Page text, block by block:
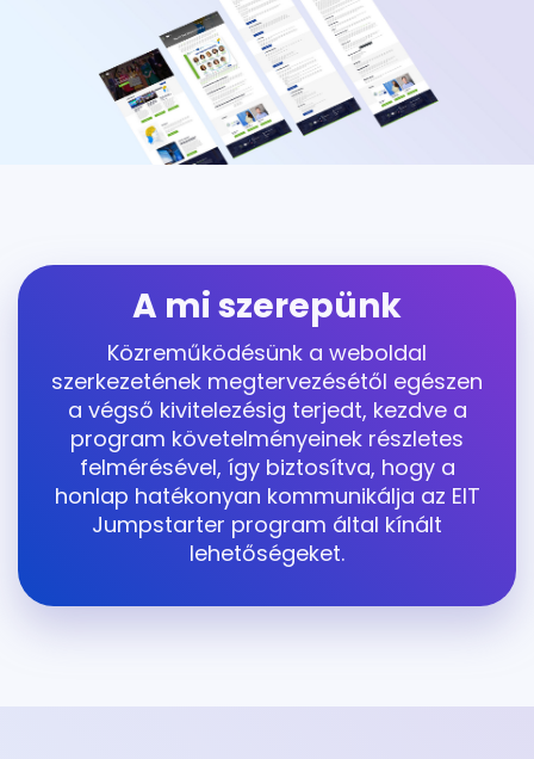
A mi szerepünk
Közreműködésünk a weboldal
szerkezetének megtervezésétől egészen
a végső kivitelezésig terjedt, kezdve a
program követelményeinek részletes
felmérésével, így biztosítva, hogy a
honlap hatékonyan kommunikálja az EIT
Jumpstarter program által kínált
lehetőségeket.